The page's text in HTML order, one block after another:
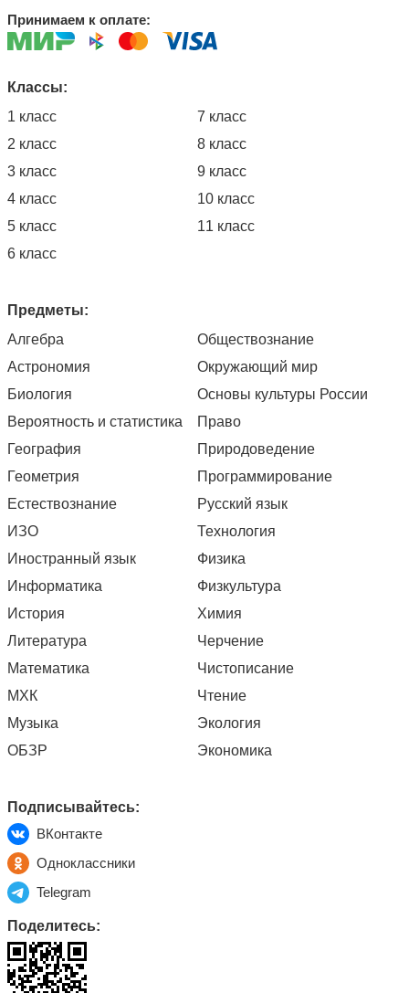
Принимаем к оплате:
Классы:
1 класс
2 класс
3 класс
4 класс
5 класс
6 класс
7 класс
8 класс
9 класс
10 класс
11 класс
Предметы:
Алгебра
Астрономия
Биология
Вероятность и статистика
География
Геометрия
Естествознание
ИЗО
Иностранный язык
Информатика
История
Литература
Математика
МХК
Музыка
ОБЗР
Обществознание
Окружающий мир
Основы культуры России
Право
Природоведение
Программирование
Русский язык
Технология
Физика
Физкультура
Химия
Черчение
Чистописание
Чтение
Экология
Экономика
Подписывайтесь:
ВКонтакте
Одноклассники
Telegram
Поделитесь: